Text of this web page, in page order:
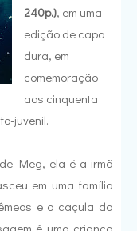
240p.), em uma
edição de capa
dura, em
comemoração
aos cinquenta
juvenil.
Meg, ela é a irmã
em uma família
e o caçula da